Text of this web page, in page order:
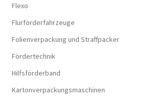
Flexo
Flurförderfahrzeuge
Folienverpackung und Straffpacker
Fördertechnik
Hilfsförderband
Kartonverpackungsmaschinen